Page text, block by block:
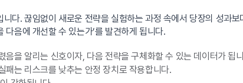
다. 끊임없이 새로운 전략을 실험하는 과정 속에서 당장의 성과
다음에 개선할 수 있는가’를 발견하게 됩니다.
을 알리는 신호이자, 다음 전략을 구체화할 수 있는 데이터가 됩
는 리스크를 낮추는 안정 장치로 작용합니다.